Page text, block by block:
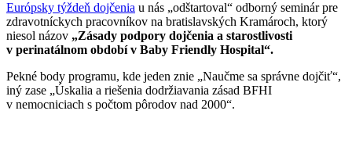
Európsky týždeň dojčenia u nás „odštartoval“ odborný seminár pre
zdravotníckych pracovníkov na bratislavských Kramároch, ktorý
niesol názov „Zásady podpory dojčenia a starostlivosti
v perinatálnom období v Baby Friendly Hospital“.
Pekné body programu, kde jeden znie „Naučme sa správne dojčiť“,
iný zase „Úskalia a riešenia dodržiavania zásad BFHI
v nemocniciach s počtom pôrodov nad 2000“.